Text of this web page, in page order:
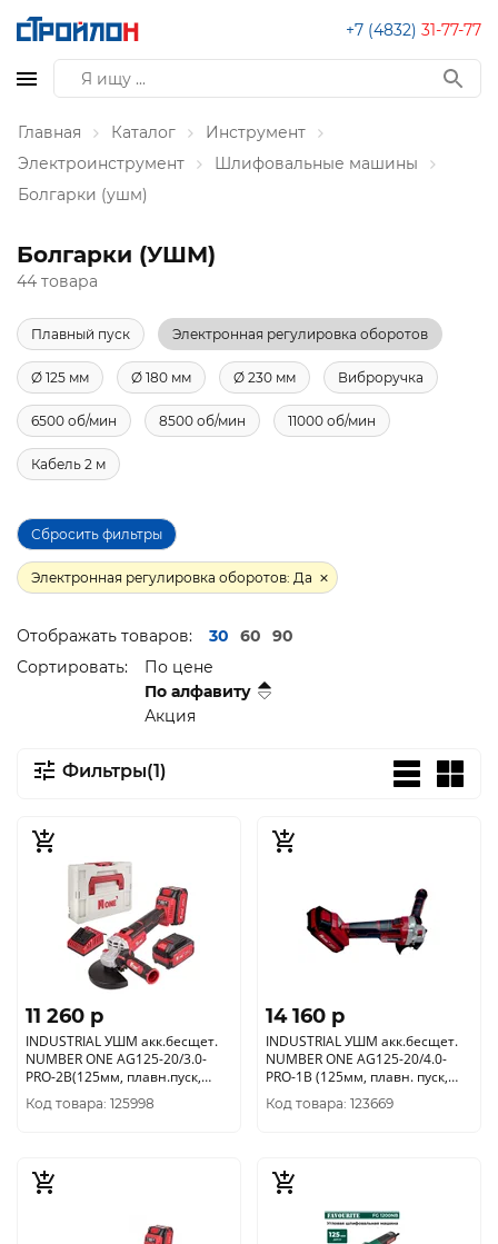
+7 (4832) 31-77-77
Главная Каталог
Инструмент
Электроинструмент
Шлифовальные машины
Болгарки (ушм)
Болгарки (УШМ)
44 товара
Плавный пуск Электронная регулировка оборотов
Ø 125 мм Ø 180 мм Ø 230 мм Виброручка
6500 об/мин 8500 об/мин 11000 об/мин
Кабель 2 м
Сбросить фильтры
Электронная регулировка оборотов: Да
Отображать товаров: 30 60
90
Сортировать:
По цене
По алфавиту
Акция
Фильтры(1)
11 260 p
INDUSTRIAL УШМ акк.бесщет.
NUMBER ONE AG125-20/3.0-
PRO-2B(125мм, плавн.пуск,
эл.рег.обор., 2 акк.3, 0Ач)
Код товара: 125998
14 160 p
INDUSTRIAL УШМ акк.бесщет.
NUMBER ONE AG125-20/4.0-
PRO-1B (125мм, плавн. пуск,
элект.рег.1 акк-4, 0Ач)
Код товара: 123669